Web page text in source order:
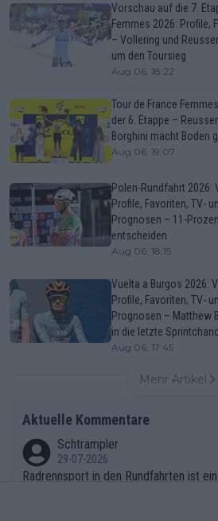
Vorschau auf die 7.
Femmes 2026: Profile,
– Vollering und
um den Toursieg
Aug 06, 18:22
Tour de France
der 6. Etappe –
Borghini macht Boden
Aug 06, 19:07
Polen-Rundfahrt 2026:
Profile, Favoriten, TV-
Prognosen – 11-
entscheiden
Aug 06, 18:15
Vuelta a Burgos 2026:
Profile, Favoriten, TV-
Prognosen – Matthew
in die letzte
Aug 06, 17:45
Mehr Artikel
Aktuelle Kommentare
Schtrampler
29-07-2026
Radrennsport in den Rundfahrten ist